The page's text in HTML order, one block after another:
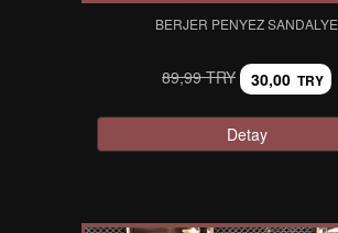
BERJER PENYEZ SANDALYE
89,99 TRY 30,00 TRY
Detay